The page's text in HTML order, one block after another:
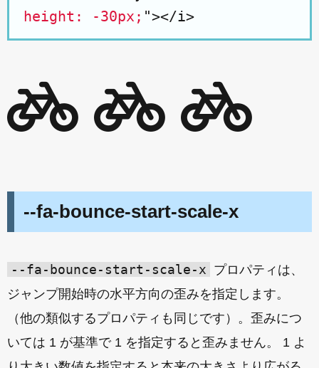
height: -30px; "></i>
--fa-bounce-start-scale-x
--fa-bounce-start-scale-x プロパティは、
ジャンプ開始時の水平方向の歪みを指定します。
（他の類似するプロパティも同じです）。歪みにつ
いては 1 が基準で 1 を指定すると歪みません。 1 よ